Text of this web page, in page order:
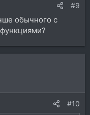
#9
обычного с
#10